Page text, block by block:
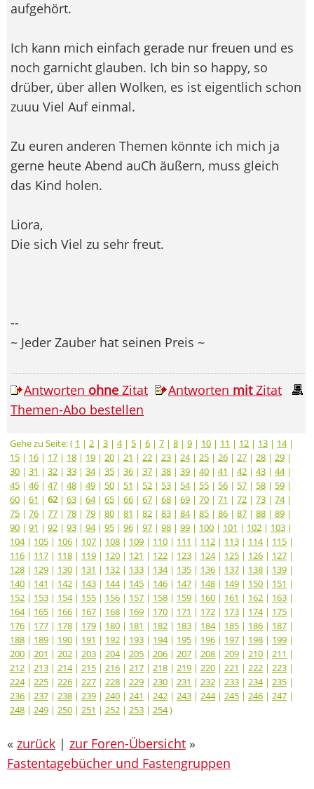
aufgehört.
Ich kann mich einfach gerade nur freuen und es
noch garnicht glauben. Ich bin so happy, so
drüber, über allen Wolken, es ist eigentlich schon
zuuu Viel Auf einmal.
Zu euren anderen Themen könnte ich mich ja
gerne heute Abend auCh äußern, muss gleich
das Kind holen.
Liora,
Die sich Viel zu sehr freut.
--
~ Jeder Zauber hat seinen Preis ~
Antworten ohne Zitat Antworten mitZitat
Themen-Abo bestellen
Gehe zu Seite: ( 1 | 2 | 3 | 4| 5 | 6 | 7 | 8 | 9 | 10 | 11 | 12 | 13 | 14|
15 | 16 | 17 | 18 | 19 | 20 | 21 | 22 | 23 | 24| 25 | 26 | 27 | 28 | 29 |
30 | 31 | 32 | 33 | 34| 35 | 36 | 37 | 38 | 39 | 40 | 41 | 42 | 43 | 44|
45 | 46 | 47 | 48 | 49 | 50 | 51 | 52 | 53 | 54| 55 | 56 | 57 | 58 | 59 |
60 | 61 | 62| 63 | 64| 65 | 66 | 67 | 68 | 69 | 70 | 71 | 72 | 73 | 74|
75 | 76 | 77 | 78 | 79 | 80 | 81 | 82 | 83 | 84| 85 | 86 | 87 | 88 | 89 |
90 | 91 | 92 | 93 | 94| 95 | 96 | 97 | 98 | 99 | 100 | 101 | 102 | 103 |
104| 105 | 106 | 107 | 108 | 109 | 110 | 111 | 112 | 113 | 114| 115 |
116 | 117 | 118 | 119 | 120 | 121 | 122 | 123 | 124| 125 | 126 | 127 |
128 | 129 | 130 | 131 | 132 | 133 | 134| 135 | 136 | 137 | 138 | 139 |
140 | 141 | 142 | 143 | 144| 145 | 146 | 147 | 148 | 149 | 150 | 151 |
152 | 153 | 154| 155 | 156 | 157 | 158 | 159 | 160 | 161 | 162 | 163 |
164| 165 | 166 | 167 | 168 | 169 | 170 | 171 | 172 | 173 | 174| 175 |
176 | 177 | 178 | 179 | 180 | 181 | 182 | 183 | 184| 185 | 186 | 187 |
188 | 189 | 190 | 191 | 192 | 193 | 194| 195 | 196 | 197 | 198 | 199 |
200 | 201 | 202 | 203 | 204| 205 | 206 | 207 | 208 | 209 | 210 | 211 |
212 | 213 | 214| 215 | 216 | 217 | 218 | 219 | 220 | 221 | 222 | 223 |
224| 225 | 226 | 227 | 228 | 229 | 230 | 231 | 232 | 233 | 234| 235 |
236 | 237 | 238 | 239 | 240 | 241 | 242 | 243 | 244| 245 | 246 | 247 |
248 | 249 | 250 | 251 | 252 | 253 | 254)
« zurück | zur Foren-Übersicht »
Fastentagebücher und Fastengruppen